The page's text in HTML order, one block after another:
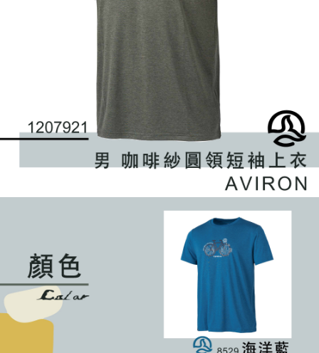
１．透過由恩沛科技股份有限公司提供之「AFTEE先享後付」服務完成之交
易，需依本服務之必要範圍內提供個人資料，並將交易相關給付款項請求債
２．關於個人資料處理事宜，請瀏覽以下網址：
３．未成年的使用者請事先徵得法定代理人或監護人之同意方可使用
「AFTEE先享後付」，若未經同意申辦者引起之損失，本公司不負相關責
４．使用「AFTEE先享後付」時，將依據個別帳號之用戶狀況，依本公司即
時審查核予不同之上限額度；若仍有額度不足之情形，本公司將視審查結果
５．嚴禁一人註冊多個帳號或使用他人資訊註冊。若發現惡意使用之情形，
恩沛科技股份有限公司將有權停止該用戶之使用額度並採取法律行動。
每筆NT$130，滿NT$3,000(含以上)免運費